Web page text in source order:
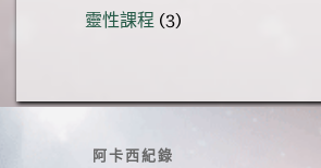
產
靈性課程 33
阿卡西紀錄